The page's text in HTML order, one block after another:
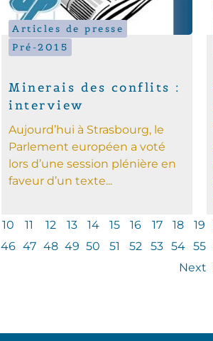
Articles de presse
Pré-2015
Minerais des conflits :
interview
Aujourd’hui à Strasbourg, le
Parlement européen a voté
lors d’une session plénière en
faveur d’un texte...
10 11 12 13 14 15 16 17 18 19
46 47 48 49 50 51 52 53 54 55
Next